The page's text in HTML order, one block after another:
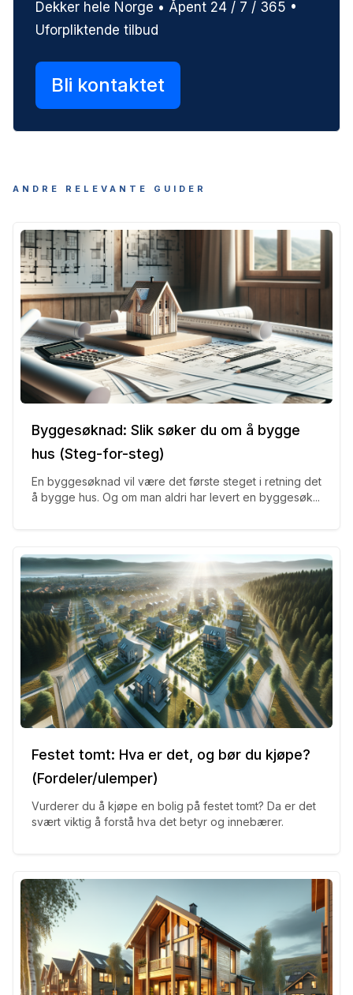
Dekker hele Norge • Åpent 24 / 7 / 365 •
Uforpliktende tilbud
Bli kontaktet
ANDRE RELEVANTE GUIDER
Byggesøknad: Slik søker du om å bygge
hus (Steg-for-steg)
En byggesøknad vil være det første steget i retning det
å bygge hus. Og om man aldri har levert en byggesøk...
Festet tomt: Hva er det, og bør du kjøpe?
(Fordeler/ulemper)
Vurderer du å kjøpe en bolig på festet tomt? Da er det
svært viktig å forstå hva det betyr og innebærer.